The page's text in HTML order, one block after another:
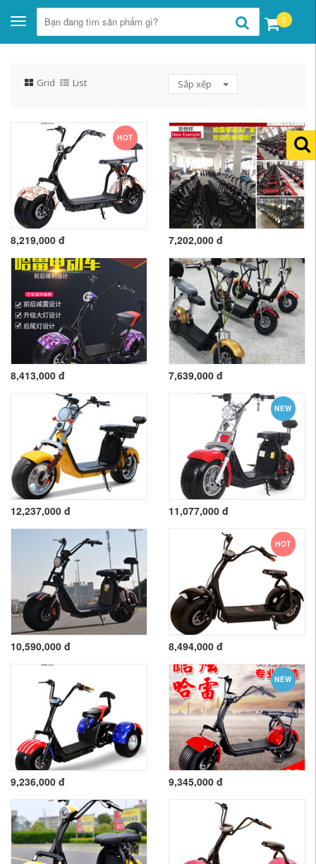
Toggle
navigation
0
Grid List Sắp xếp
HOT
8,219,000 đ 7,202,000 đ
8,413,000 đ 7,639,000 đ
12,237,000 đ
NEW
11,077,000 đ
10,590,000 đ
HOT
8,494,000 đ
9,236,000 đ
NEW
9,345,000 đ